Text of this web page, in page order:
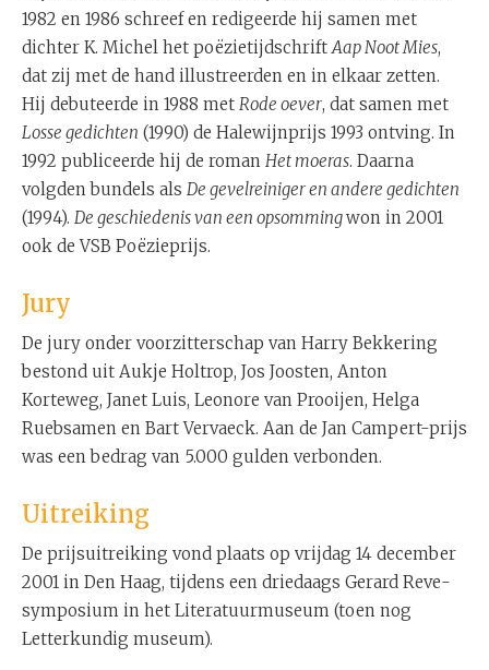
1982 en 1986 schreef en redigeerde hij samen met
dichter K. Michel het poëzietijdschriftAap Noot Mies,
dat zij met de hand illustreerden en in elkaar zetten.
Hij debuteerde in 1988 met Rode oever, dat samen met
Losse gedichten (1990) de Halewijnprijs 1993 ontving. In
1992 publiceerde hij de roman Het moeras. Daarna
volgden bundels als De gevelreiniger en andere gedichten
(1994). De geschiedenis van een opsommingwon in 2001
ook de VSB Poëzieprijs.
Jury
De jury onder voorzitterschap van Harry Bekkering
bestond uit Aukje Holtrop, Jos Joosten, Anton
Korteweg, Janet Luis, Leonore van Prooijen, Helga
Ruebsamen en Bart Vervaeck. Aan de Jan Campert-prijs
was een bedrag van 5.000 gulden verbonden.
Uitreiking
De prijsuitreiking vond plaats op vrijdag 14 december
2001 in Den Haag, tijdens een driedaags Gerard Reve-
symposium in het Literatuurmuseum (toen nog
Letterkundig museum).